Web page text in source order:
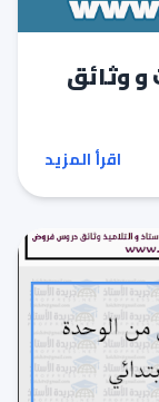
وثائق
اقرأ المزيد